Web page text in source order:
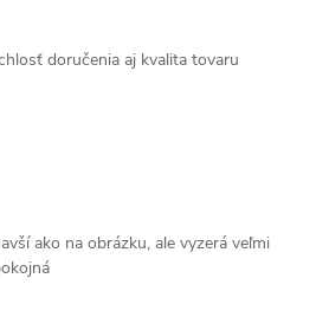
doručenia aj kvalita tovaru
ako na obrázku, ale vyzerá veľmi